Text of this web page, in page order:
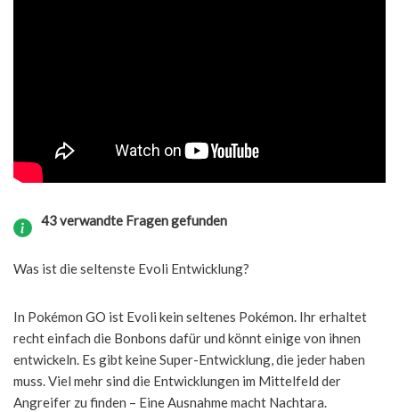
43 verwandte Fragen gefunden
Was ist die seltenste Evoli Entwicklung?
In Pokémon GO ist Evoli kein seltenes Pokémon. Ihr erhaltet
recht einfach die Bonbons dafür und könnt einige von ihnen
entwickeln. Es gibt keine Super-Entwicklung, die jeder haben
muss. Viel mehr sind die Entwicklungen im Mittelfeld der
Angreifer zu finden – Eine Ausnahme macht Nachtara.